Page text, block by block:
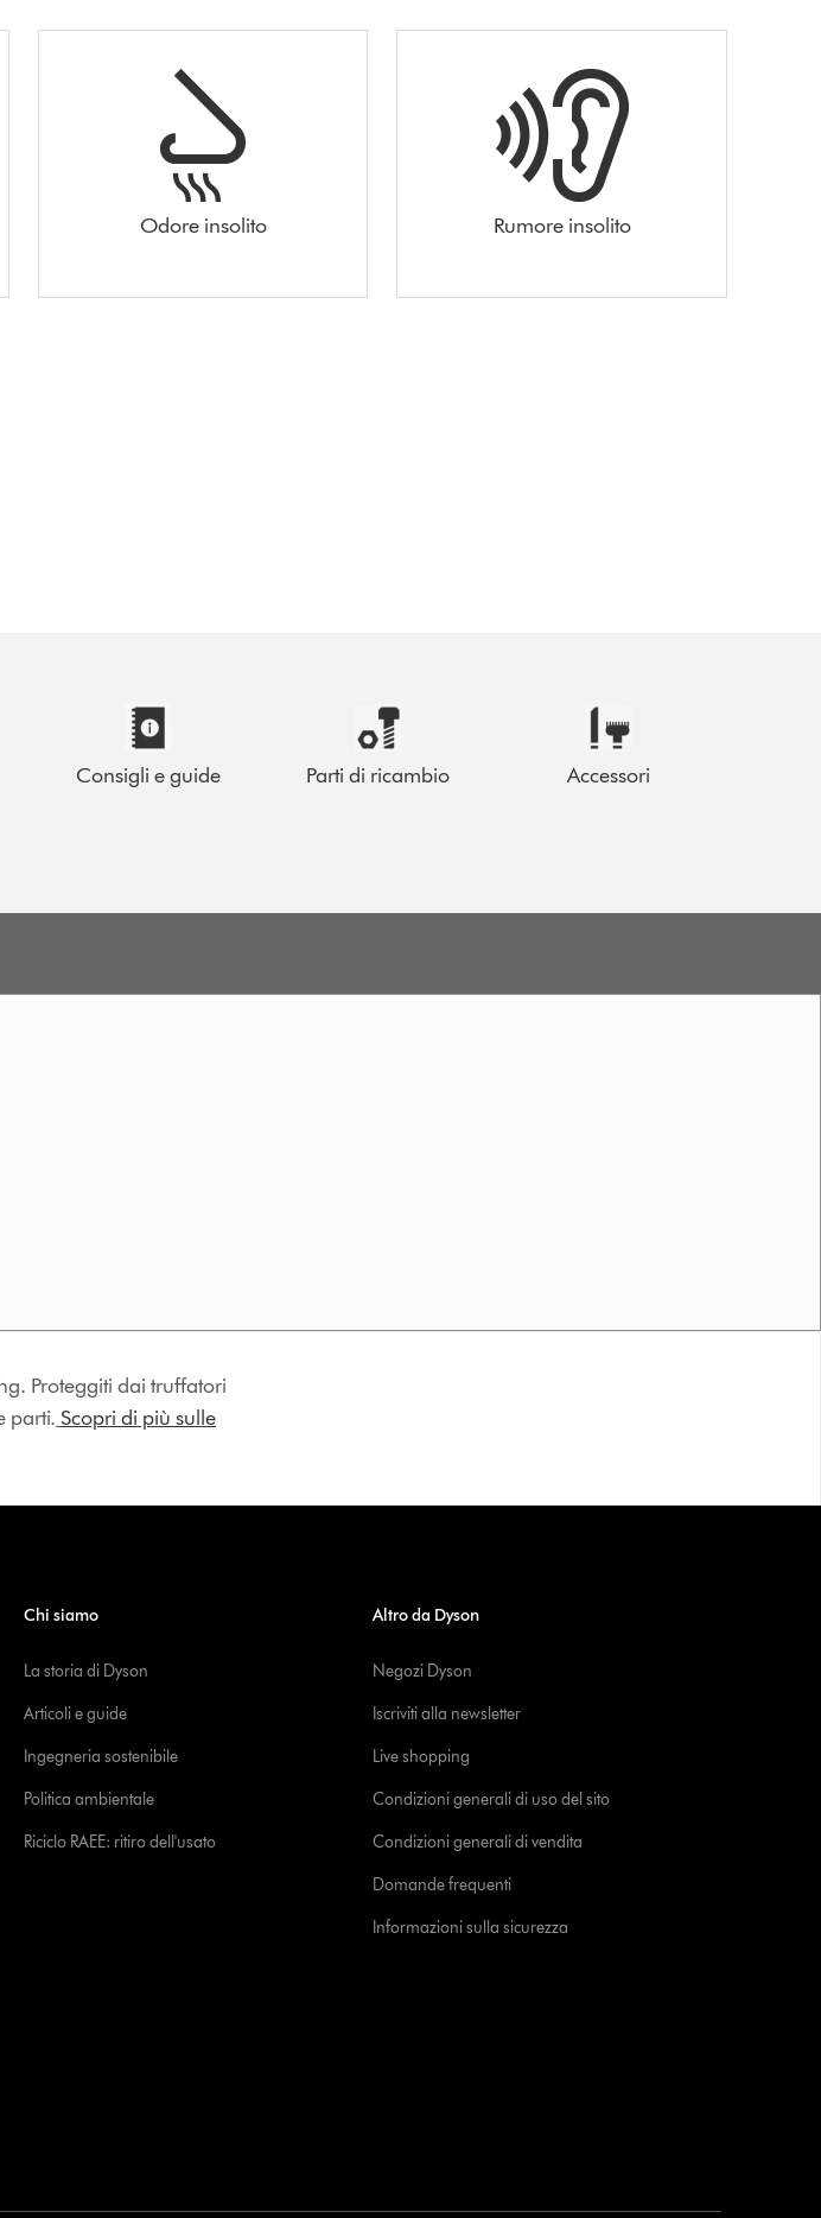
Odore insolito Rumore insolito
Consigli e guide Parti di ricambio Accessori
Proteggiti dai truffatori
parti. Scopri di più sulle
Chi siamo
La storia di Dyson
Articoli e guide
Ingegneria sostenibile
Politica ambientale
Riciclo RAEE: ritiro dell'usato
Altro da Dyson
Negozi Dyson
Iscriviti alla newsletter
Live shopping
Condizioni generali di uso del sito
Condizioni generali di vendita
Domande frequenti
Informazioni sulla sicurezza